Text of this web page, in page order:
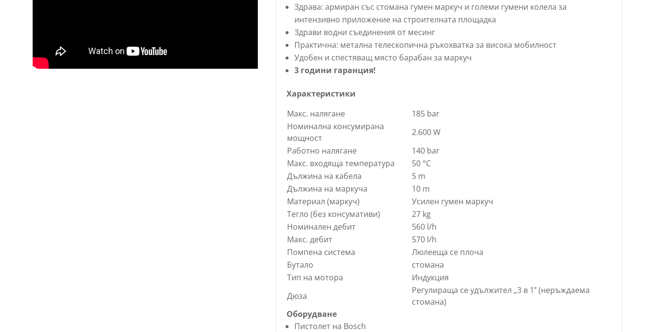
Здрава: армиран със стомана гумен маркуч и големи гумени колела за
интензивно приложение на строителната площадка
Здрави водни съединения от месинг
Практична: метална телескопична ръкохватка за висока мобилност
Удобен и спестяващ място барабан за маркуч
3 години гаранция!
Характеристики
Макс. налягане
185 bar
Номинална консумирана
мощност
2.600 W
Работно налягане
140 bar
Макс. входяща температура
50 °C
Дължина на кабела
5 m
Дължина на маркуча
10 m
Материал (маркуч)
Усилен гумен маркуч
Тегло (без консумативи)
27 kg
Номинален дебит
560 l/h
Макс. дебит
570 l/h
Помпена система
Люлееща се плоча
Бутало
cтомана
Тип на мотора
Индукция
Дюза
Регулираща се удължител „3 в 1‟ (неръждаема
стомана)
Оборудване
Пистолет на Bosch